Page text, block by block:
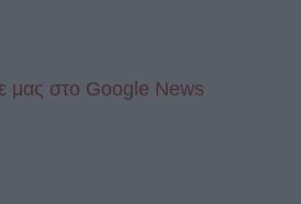
μας στo Google News